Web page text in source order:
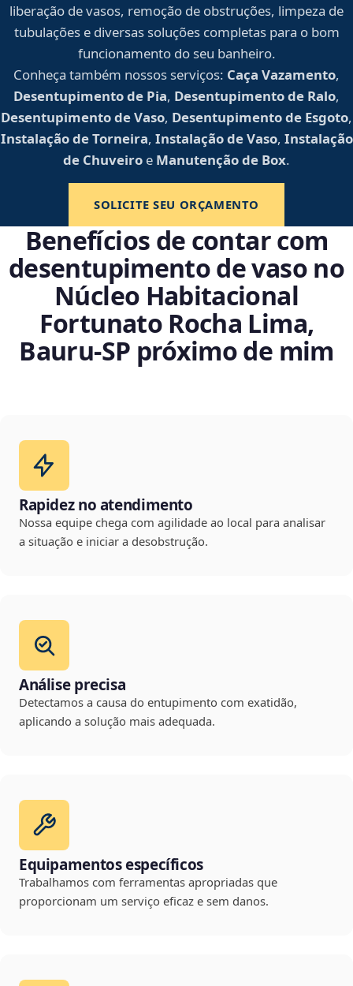
liberação de vasos, remoção de obstruções, limpeza de
tubulações e diversas soluções completas para o bom
funcionamento do seu banheiro.
Conheça também nossos serviços: Caça Vazamento,
Desentupimento de Pia, Desentupimento de Ralo,
Desentupimento de Vaso, Desentupimento de Esgoto,
Instalação de Torneira, Instalação de Vaso, Instalação
de Chuveiro e Manutenção de Box.
SOLICITE SEU ORÇAMENTO
Benefícios de contar com
desentupimento de vaso no
Núcleo Habitacional
Fortunato Rocha Lima,
Bauru‑SP próximo de mim
Rapidez no atendimento
Nossa equipe chega com agilidade ao local para analisar
a situação e iniciar a desobstrução.
Análise precisa
Detectamos a causa do entupimento com exatidão,
aplicando a solução mais adequada.
Equipamentos específicos
Trabalhamos com ferramentas apropriadas que
proporcionam um serviço eficaz e sem danos.